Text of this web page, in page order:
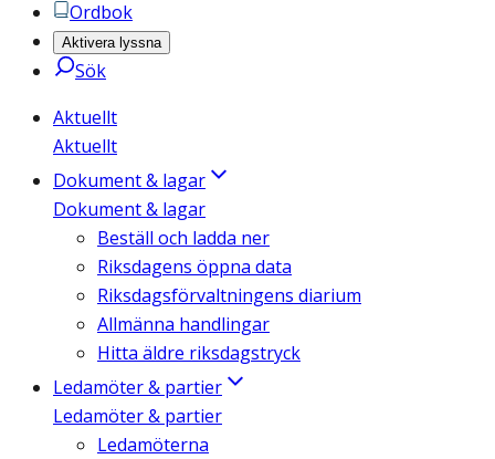
Ordbok
Aktivera lyssna
Sök
Aktuellt
Aktuellt
Dokument & lagar
Dokument & lagar
Beställ och ladda ner
Riksdagens öppna data
Riksdagsförvaltningens diarium
Allmänna handlingar
Hitta äldre riksdagstryck
Ledamöter & partier
Ledamöter & partier
Ledamöterna